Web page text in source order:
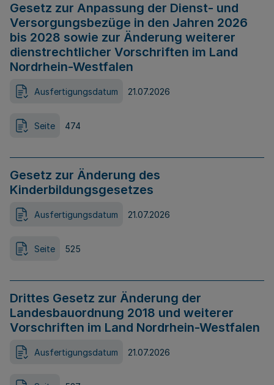
Gesetz zur Anpassung der Dienst- und
Versorgungsbezüge in den Jahren 2026
bis 2028 sowie zur Änderung weiterer
dienstrechtlicher Vorschriften im Land
Nordrhein-Westfalen
Ausfertigungsdatum 21.07.2026
Seite 474
Gesetz zur Änderung des
Kinderbildungsgesetzes
Ausfertigungsdatum 21.07.2026
Seite 525
Drittes Gesetz zur Änderung der
Landesbauordnung 2018 und weiterer
Vorschriften im Land Nordrhein-Westfalen
Ausfertigungsdatum 21.07.2026